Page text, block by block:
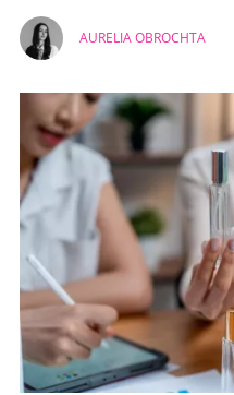
AURELIA OBROCHTA